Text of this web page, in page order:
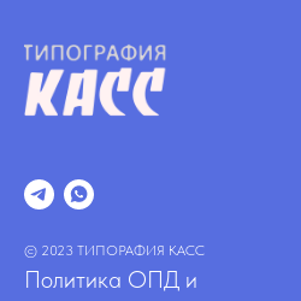
© 2023 ТИПОРАФИЯ КАСС
Политика ОПД и